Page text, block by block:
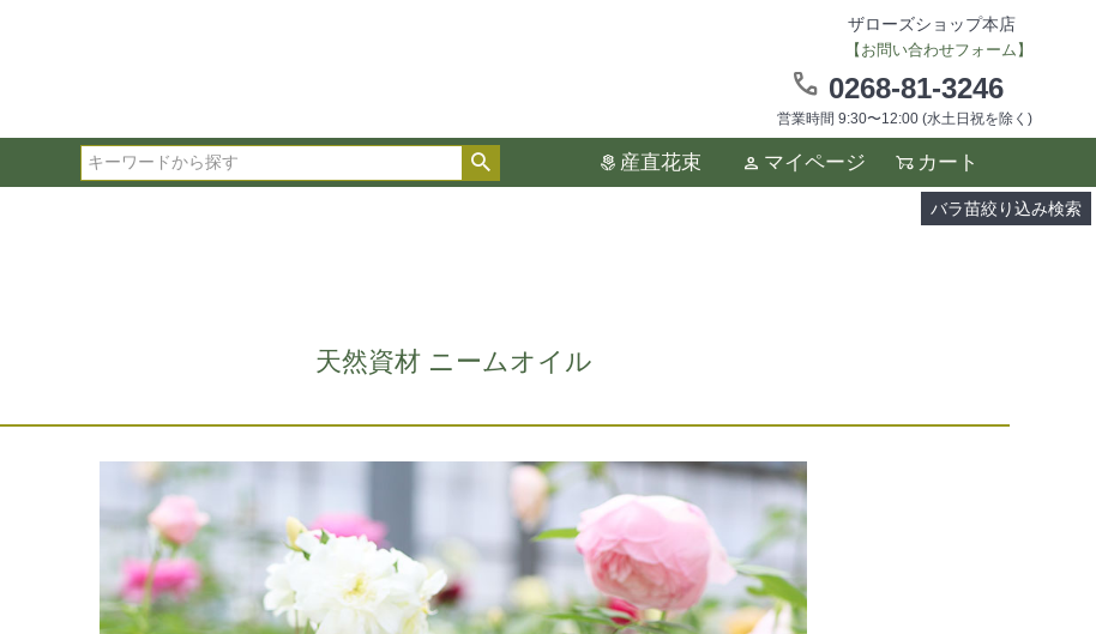
ザローズショップ本店
【お問い合わせフォーム】
0268-81-3246
営業時間 9:30〜12:00 (水土日祝を除く)
産直花束 マイページ カート
バラ苗絞り込み検索
検索
選択した項目全てに該当する品種のみ検索結果に表示されます。
タイプ、カラー、ブランドなどは1つずつ選択してください。
天然資材 ニームオイル